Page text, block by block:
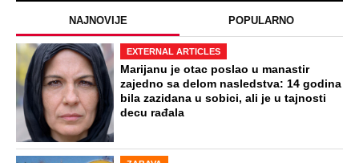
NAJNOVIJE POPULARNO
EXTERNAL ARTICLES
Marijanu je otac poslao u manastir
zajedno sa delom nasledstva: 14 godina
bila zazidana u sobici, ali je u tajnosti
decu rađala